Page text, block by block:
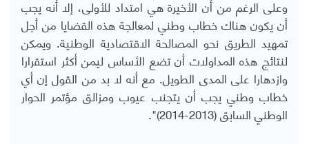
وعلى الرغم من أن الأخيرة هي امتداد للأولى، إلا أنه يجب
أن يكون هناك خطاب وطني لمعالجة هذه القضايا من أجل
تمهيد الطريق نحو المصالحة الاقتصادية الوطنية. ويمكن
لنتائج هذه المداولات أن تضع الأساس ليمن أكثر استقرارا
وازدهارا على المدى الطويل. مع أنه لا بد من القول إن أي
خطاب وطني يجب أن يتجنب عيوب ومزالق مؤتمر الحوار
الوطني السابق (2013-2014)".